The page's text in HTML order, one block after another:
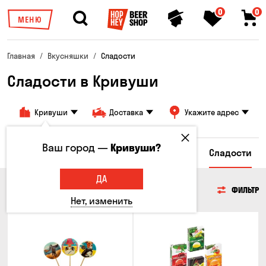
МЕНЮ
0 0
Главная Вкусняшки Сладости
Сладости в Кривуши
Кривуши Доставка Укажите адрес
Гренки и Сухарики Злаковые снеки Сладости
СЛАДОСТИ ФИЛЬТР
Ваш город —Кривуши?
ДА
Нет, изменить